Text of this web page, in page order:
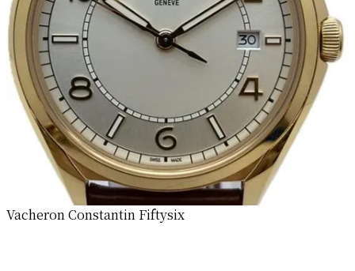
Vacheron Constantin Fiftysix